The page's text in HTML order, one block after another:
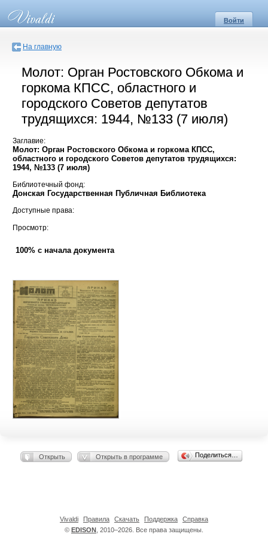
Войти
На главную
Молот: Орган Ростовского Обкома и
горкома КПСС, областного и
городского Советов депутатов
трудящихся: 1944, №133 (7 июля)
Заглавие:
Молот: Орган Ростовского Обкома и горкома КПСС,
областного и городского Советов депутатов трудящихся:
1944, №133 (7 июля)
Библиотечный фонд:
Донская Государственная Публичная Библиотека
Доступные права:
Просмотр:
100% с начала документа
Открыть Открыть в программе Поделиться…
© EDISON , 2010–2026. Все права защищены.
Vivaldi Правила Скачать Поддержка Справка